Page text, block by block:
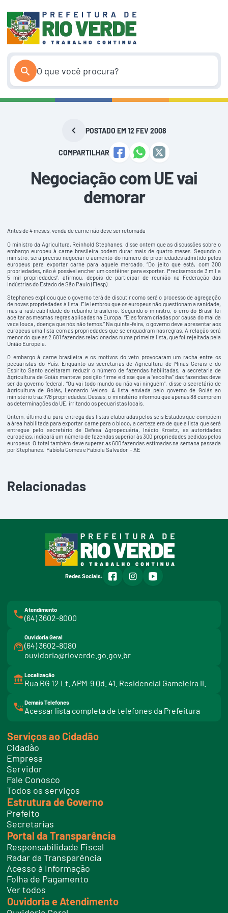
conteúdo
POSTADO EM 12 FEV 2008
COMPARTILHAR
Negociação com UE vai
demorar
Antes de 4 meses, venda de carne não deve ser retomada
O ministro da Agricultura, Reinhold Stephanes, disse ontem que as discussões sobre o
embargo europeu à carne brasileira podem durar mais de quatro meses. Segundo o
ministro, será preciso negociar o aumento do número de propriedades admitido pelos
europeus para exportar carne para aquele mercado. “Do jeito que está, com 300
propriedades, não é possível encher um contêiner para exportar. Precisamos de 3 mil a
5 mil propriedades”, afirmou, depois de participar de reunião na Federação das
Indústrias do Estado de São Paulo (Fiesp).
Stephanes explicou que o governo terá de discutir como será o processo de agregação
de novas propriedades à lista. Ele lembrou que os europeus não questionam a sanidade,
mas a rastreabilidade do rebanho brasileiro. Segundo o ministro, o erro do Brasil foi
aceitar as mesmas regras aplicadas na Europa. “Elas foram criadas por causa do mal da
vaca louca, doença que nós não temos.” Na quinta-feira, o governo deve apresentar aos
europeus uma lista com as propriedades que se enquadram nas regras. A relação será
menor do que as 2.681 fazendas relacionadas numa primeira lista, que foi rejeitada pela
União Européia.
O embargo à carne brasileira e os motivos do veto provocaram um racha entre os
pecuaristas do País. Enquanto as secretarias de Agricultura de Minas Gerais e do
Espírito Santo aceitaram reduzir o número de fazendas habilitadas, a secretaria de
Agricultura de Goiás manteve posição firme e disse que a “escolha” das fazendas deve
ser do governo federal. “Ou vai todo mundo ou não vai ninguém”, disse o secretário de
Agricultura de Goiás, Leonardo Veloso. A lista enviada pelo governo de Goiás ao
ministério traz 778 propriedades. Dessas, o ministério informou que apenas 88 cumprem
as determinações da UE, irritando os pecuaristas locais.
Ontem, último dia para entrega das listas elaboradas pelos seis Estados que compõem
a área habilitada para exportar carne para o bloco, a certeza era de que a lista que será
entregue pelo secretário de Defesa Agropecuária, Inácio Kroetz, às autoridades
européias, indicará um número de fazendas superior às 300 propriedades pedidas pelos
europeus. O total também deve superar as 600 fazendas estimadas na semana passada
por Stephanes. Fabíola Gomes e Fabíola Salvador – AE
Relacionadas
Redes Sociais: facebookinstagramyoutube
Atendimento
(64) 3602-8000
Ouvidoria Geral
(64) 3602-8080
ouvidoria@rioverde.go.gov.br
Localização
Rua RG 12 Lt. APM-9 Qd. 41. Residencial Gameleira II.
Demais Telefones
Acessar lista completa de telefones da Prefeitura
i
t
e
l
f
o
e
s
Serviços ao Cidadão
Cidadão
Empresa
Servidor
Fale Conosco
Todos os serviços
Estrutura de Governo
Prefeito
Secretarias
Portal da Transparência
Responsabilidade Fiscal
Radar da Transparência
Acesso à Informação
Folha de Pagamento
Ver todos
Ouvidoria e Atendimento